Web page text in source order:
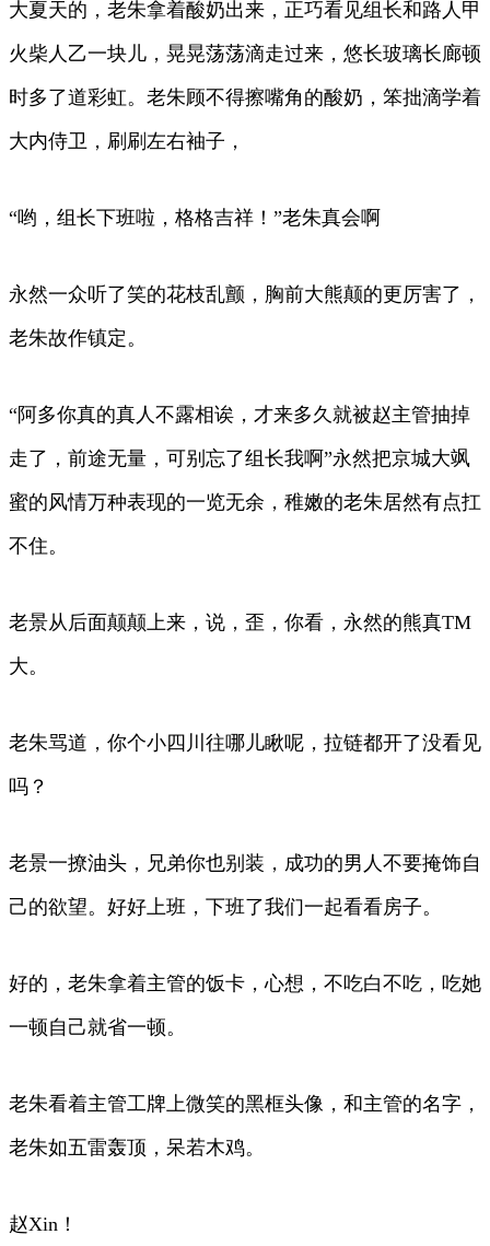
大夏天的，老朱拿着酸奶出来，正巧看见组长和路人甲
火柴人乙一块儿，晃晃荡荡滴走过来，悠长玻璃长廊顿
时多了道彩虹。老朱顾不得擦嘴角的酸奶，笨拙滴学着
大内侍卫，刷刷左右袖子，
“哟，组长下班啦，格格吉祥！”老朱真会啊
永然一众听了笑的花枝乱颤，胸前大熊颠的更厉害了，
老朱故作镇定。
“阿多你真的真人不露相诶，才来多久就被赵主管抽掉
走了，前途无量，可别忘了组长我啊”永然把京城大飒
蜜的风情万种表现的一览无余，稚嫩的老朱居然有点扛
不住。
老景从后面颠颠上来，说，歪，你看，永然的熊真TM
大。
老朱骂道，你个小四川往哪儿瞅呢，拉链都开了没看见
吗？
老景一撩油头，兄弟你也别装，成功的男人不要掩饰自
己的欲望。好好上班，下班了我们一起看看房子。
好的，老朱拿着主管的饭卡，心想，不吃白不吃，吃她
一顿自己就省一顿。
老朱看着主管工牌上微笑的黑框头像，和主管的名字，
老朱如五雷轰顶，呆若木鸡。
赵Xin！